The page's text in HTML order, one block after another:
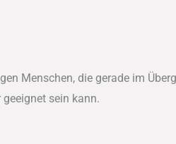
Menschen, die gerade im
sein kann.